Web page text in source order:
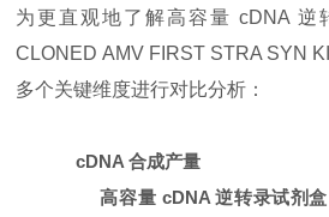
为更直观地了解高容量 cDNA 逆
CLONED AMV FIRST STRA SYN
多个关键维度进行对比分析：
cDNA 合成产量
高容量 cDNA 逆转录试剂盒